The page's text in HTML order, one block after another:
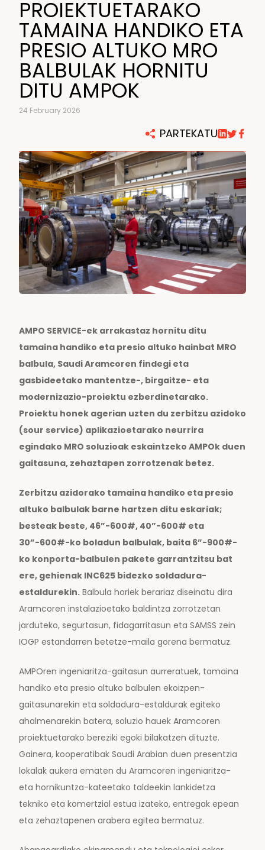
PROIEKTUETARAKO
TAMAINA HANDIKO ETA
PRESIO ALTUKO MRO
BALBULAK HORNITU
DITU AMPOK
24 February 2026
PARTEKATU
AMPO SERVICE-ek arrakastaz hornitu ditu
tamaina handiko eta presio altuko hainbat MRO
balbula, Saudi Aramcoren findegi eta
gasbideetako mantentze-, birgaitze- eta
modernizazio-proiektu ezberdinetarako.
Proiektu honek agerian uzten du zerbitzu azidoko
(sour service) aplikazioetarako neurrira
egindako MRO soluzioak eskaintzeko AMPOk duen
gaitasuna, zehaztapen zorrotzenak betez.
Zerbitzu azidorako tamaina handiko eta presio
altuko balbulak barne hartzen ditu eskariak;
besteak beste, 46”-600#, 40”-600# eta
30”-600#-ko boladun balbulak, baita 6”-900#-
ko konporta-balbulen pakete garrantzitsu bat
ere, gehienak INC625 bidezko soldadura-
estaldurekin. Balbula horiek berariaz diseinatu dira
Aramcoren instalazioetako baldintza zorrotzetan
jarduteko, segurtasun, fidagarritasun eta SAMSS zein
IOGP estandarren betetze-maila gorena bermatuz.
AMPOren ingeniaritza-gaitasun aurreratuek, tamaina
handiko eta presio altuko balbulen ekoizpen-
gaitasunarekin eta soldadura-estaldurak egiteko
ahalmenarekin batera, soluzio hauek Aramcoren
proiektuetarako bereziki egoki bilakatzen dituzte.
Gainera, kooperatibak Saudi Arabian duen presentzia
lokalak aukera ematen du Aramcoren ingeniaritza-
eta hornikuntza-kateetako taldeekin lankidetza
tekniko eta komertzial estua izateko, entregak epean
eta zehaztapenen arabera egitea bermatuz.